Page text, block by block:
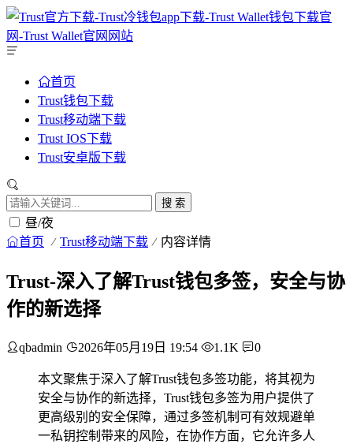
首页
Trust钱包下载
Trust移动端下载
Trust IOS下载
Trust安卓版下载
搜 索
昼/夜
首页 Trust移动端下载 内容详情
Trust-深入了解Trust钱包多签，安全与协
作的新选择
qbadmin 2026年05月19日 19:54 1.1K 0
本文聚焦于深入了解Trust钱包多签功能，将其视为
安全与协作的新选择，Trust钱包多签为用户提供了
更高级别的安全保障，通过多签机制可有效规避单
一私钥控制带来的风险，在协作方面，它允许多人